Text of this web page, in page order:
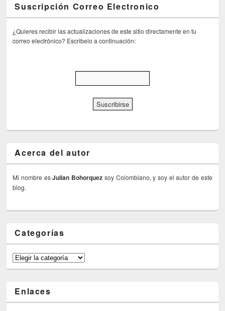
Suscripción Correo Electronico
¿Quieres recibir las actualizaciones de este sitio directamente en tu
correo electrónico? Escribelo a continuación:
Acerca del autor
Mi nombre esJulian Bohorquez soy Colombiano, y soy el autor de este
blog.
Categorías
Categorías
Enlaces